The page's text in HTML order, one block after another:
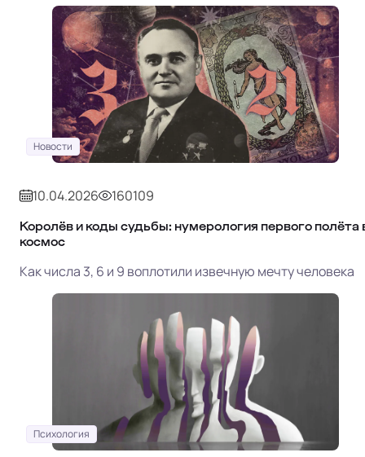
Новости
10.04.2026 160109
Королёв и коды судьбы: нумерология первого полёта
космос
Как числа 3, 6 и 9 воплотили извечную мечту человека
Психология